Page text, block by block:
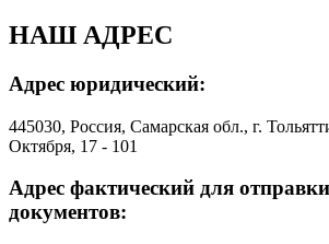
НАШ АДРЕС
Адрес юридический:
445030, Россия, Самарская обл., г.
Октября, 17 - 101
Адрес фактический для
документов: